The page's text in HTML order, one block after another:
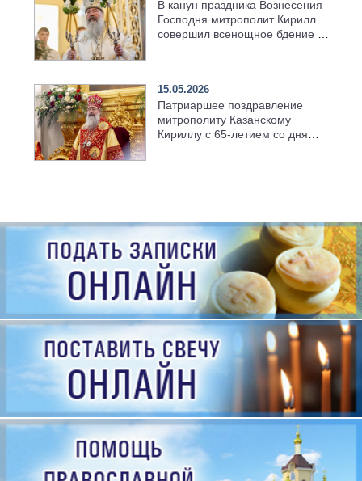
В канун праздника Вознесения
Господня митрополит Кирилл
совершил всенощное бдение в
15.05.2026
Патриаршее поздравление
митрополиту Казанскому
Кириллу с 65-летием со дня